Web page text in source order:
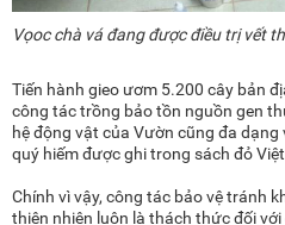
Vọoc chà vá đang được điều trị vết
Tiến hành gieo ươm 5.200 cây bản
công tác trồng bảo tồn nguồn gen
hệ động vật của Vườn cũng đa
quý hiếm được ghi trong sách đỏ
Chính vì vậy, công tác bảo vệ tránh
thiên nhiên luôn là thách thức đối